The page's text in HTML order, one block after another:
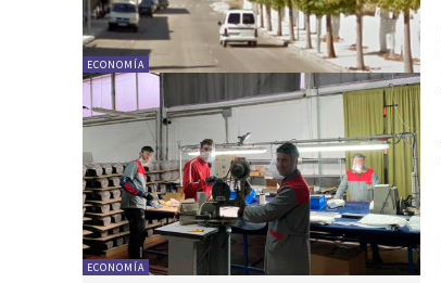
ECONOMÍA
ECONOMÍA